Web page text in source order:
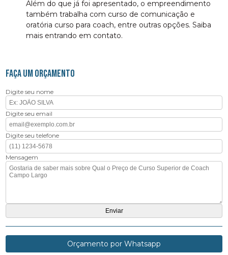
Além do que já foi apresentado, o empreendimento
também trabalha com curso de comunicação e
oratória curso para coach, entre outras opções. Saiba
mais entrando em contato.
FAÇA UM ORÇAMENTO
Digite seu nome
Digite seu email
Digite seu telefone
Mensagem
Orçamento por Whatsapp